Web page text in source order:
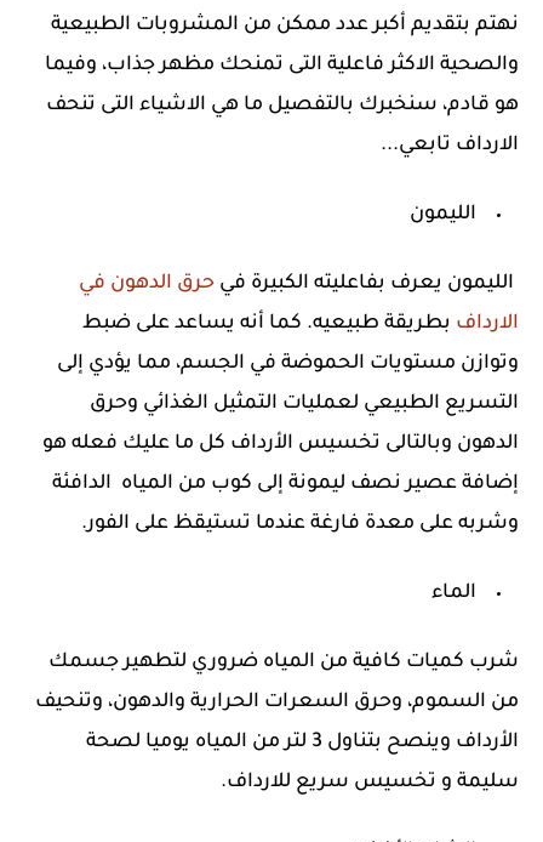
نهتم بتقديم أكبر عدد ممكن من المشروبات الطبيعية
والصحية الاكثر فاعلية التى تمنحك مظهر جذاب، وفيما
هو قادم، سنخبرك بالتفصيل ما هي الاشياء التى تنحف
الارداف تابعي...
الليمون
الليمون يعرف بفاعليته الكبيرة في حرق الدهون في
الارداف بطريقة طبيعيه. كما أنه يساعد على ضبط
وتوازن مستويات الحموضة في الجسم، مما يؤدي إلى
التسريع الطبيعي لعمليات التمثيل الغذائي وحرق
الدهون وبالتالى تخسيس الأرداف كل ما عليك فعله هو
إضافة عصير نصف ليمونة إلى كوب من المياه الدافئة
وشربه على معدة فارغة عندما تستيقظ على الفور.
الماء
شرب كميات كافية من المياه ضروري لتطهير جسمك
من السموم، وحرق السعرات الحرارية والدهون، وتنحيف
الأرداف وينصح بتناول 3 لتر من المياه يوميا لصحة
سليمة و تخسيس سريع للارداف.